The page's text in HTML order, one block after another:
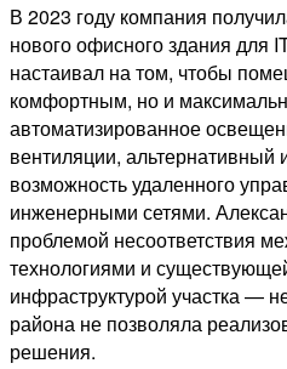
В 2023 году компания
нового офисного здания для
настаивал на том, чтобы
комфортным, но и
автоматизированное
вентиляции, альтернативный
возможность удаленного
инженерными сетями.
проблемой несоответствия
технологиями и
инфраструктурой участка —
района не позволяла
решения.